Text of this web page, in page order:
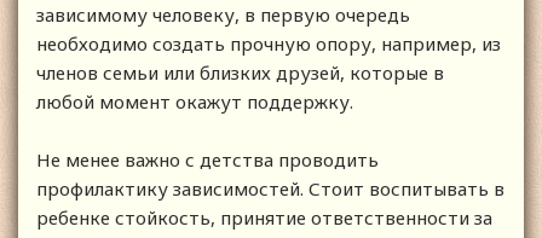
зависимому человеку, в первую очередь
необходимо создать прочную опору, например, из
членов семьи или близких друзей, которые в
любой момент окажут поддержку.
Не менее важно с детства проводить
профилактику зависимостей. Стоит воспитывать в
ребенке стойкость, принятие ответственности за